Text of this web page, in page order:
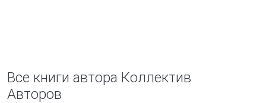
Все книги автора Коллектив
Авторов